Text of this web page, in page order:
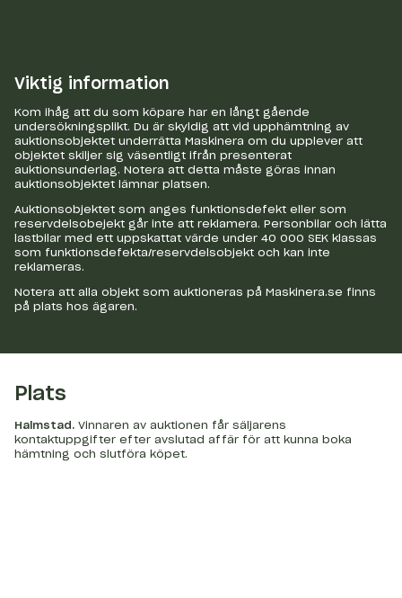
Viktig information
Kom ihåg att du som köpare har en långt gående
undersökningsplikt. Du är skyldig att vid upphämtning av
auktionsobjektet underrätta Maskinera om du upplever att
objektet skiljer sig väsentligt ifrån presenterat
auktionsunderlag. Notera att detta måste göras innan
auktionsobjektet lämnar platsen.
Auktionsobjektet som anges funktionsdefekt eller som
reservdelsobejekt går inte att reklamera. Personbilar och lätta
lastbilar med ett uppskattat värde under 40 000 SEK klassas
som funktionsdefekta/reservdelsobjekt och kan inte
reklameras.
Notera att alla objekt som auktioneras på Maskinera.se finns
på plats hos ägaren.
Plats
Halmstad . Vinnaren av auktionen får säljarens
kontaktuppgifter efter avslutad affär för att kunna boka
hämtning och slutföra köpet.